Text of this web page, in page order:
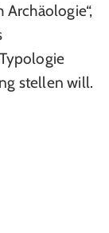
stellen will.